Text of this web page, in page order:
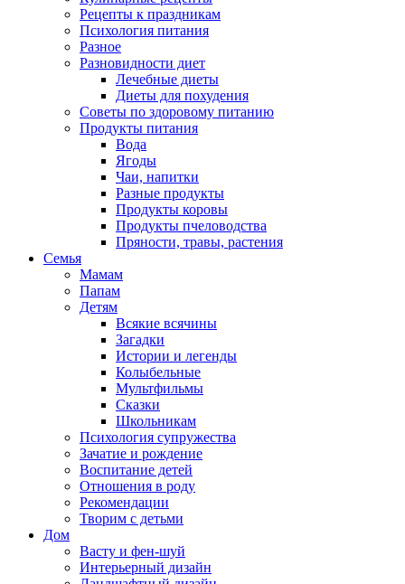
Рецепты к праздникам
Психология питания
Разное
Разновидности диет
Лечебные диеты
Диеты для похудения
Советы по здоровому питанию
Продукты питания
Вода
Ягоды
Чаи, напитки
Разные продукты
Продукты коровы
Продукты пчеловодства
Пряности, травы, растения
Семья
Мамам
Папам
Детям
Всякие всячины
Загадки
Истории и легенды
Колыбельные
Мультфильмы
Сказки
Школьникам
Психология супружества
Зачатие и рождение
Воспитание детей
Отношения в роду
Рекомендации
Творим с детьми
Дом
Васту и фен-шуй
Интерьерный дизайн